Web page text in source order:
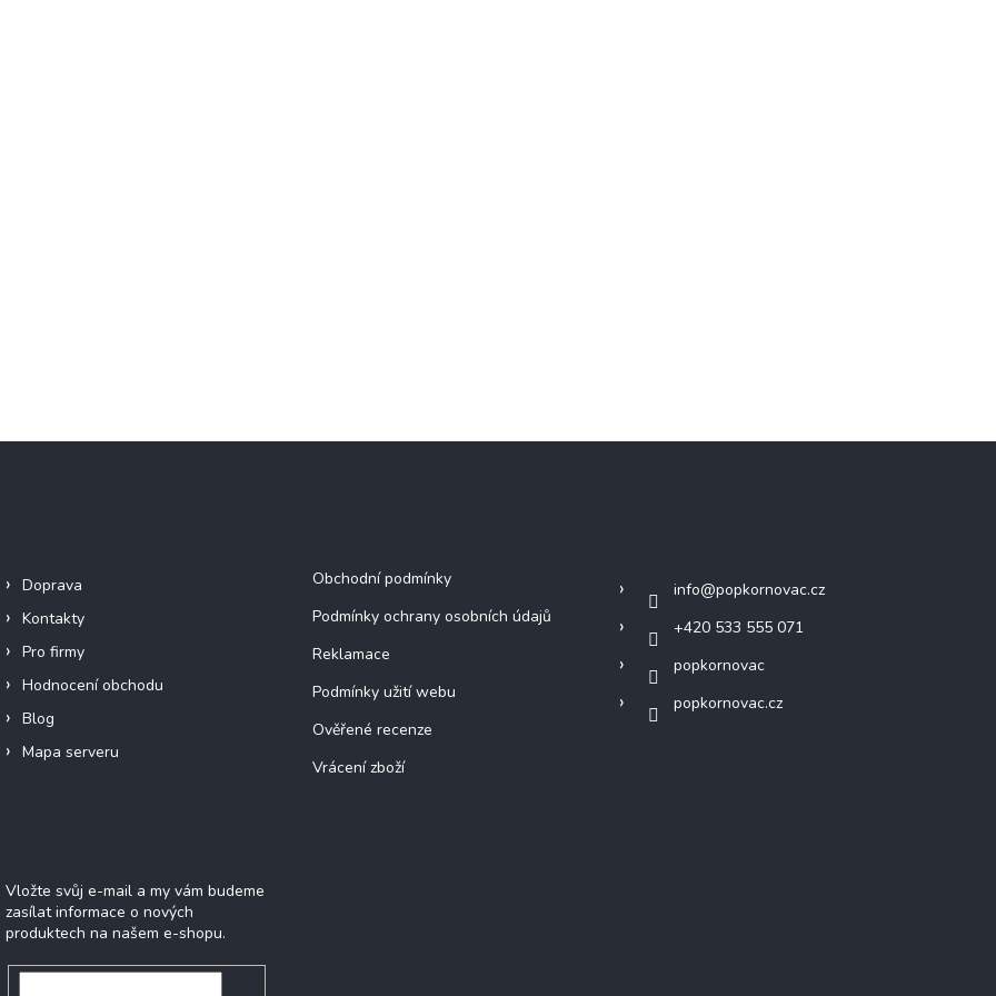
Doprava
Kontakty
Pro firmy
Hodnocení obchodu
Blog
Mapa serveru
Obchodní podmínky
Podmínky ochrany osobních údajů
Reklamace
Podmínky užití webu
Ověřené recenze
Vrácení zboží
info@popkornovac.cz
+420 533 555 071
popkornovac
popkornovac.cz
Vložte svůj e-mail a my vám budeme
zasílat informace o nových
produktech na našem e-shopu.